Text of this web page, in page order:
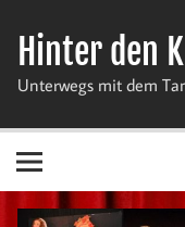
springen
Hinter den
Unterwegs mit dem